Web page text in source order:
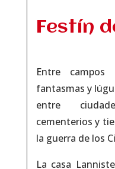
Festín
Entre
fantasmas y
entre
cementerios y
la guerra de los
La casa